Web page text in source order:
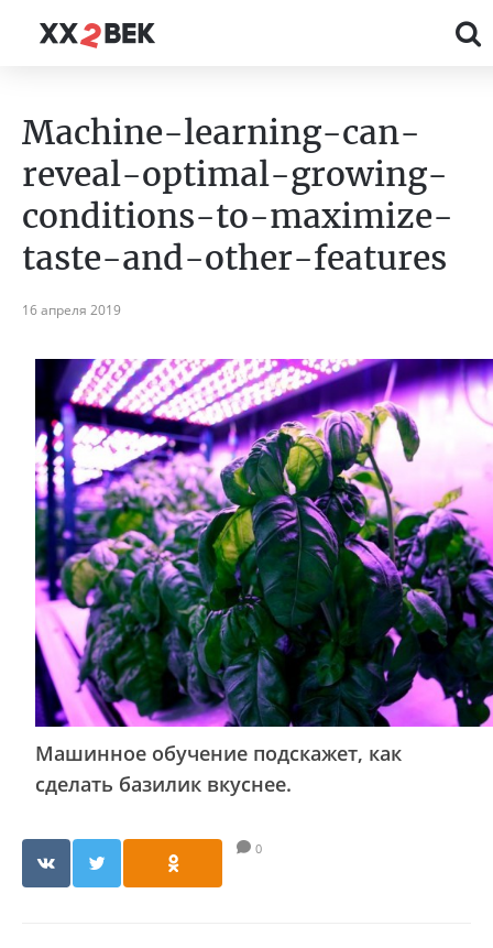
Machine-learning-can-
reveal-optimal-growing-
conditions-to-maximize-
taste-and-other-features
16 апреля 2019
Машинное обучение подскажет, как
сделать базилик вкуснее.
0